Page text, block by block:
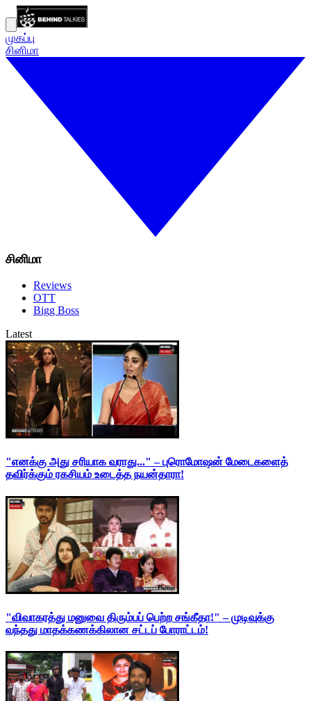
முகப்பு
சினிமா
சினிமா
Reviews
OTT
Bigg Boss
Latest
"எனக்கு அது சரியாக வராது..." – புரொமோஷன் மேடைகளைத்
தவிர்க்கும் ரகசியம் உடைத்த நயன்தாரா!
"விவாகரத்து மனுவை திரும்பப் பெற்ற சங்கீதா!" – முடிவுக்கு
வந்தது மாதக்கணக்கிலான சட்டப் போராட்டம்!